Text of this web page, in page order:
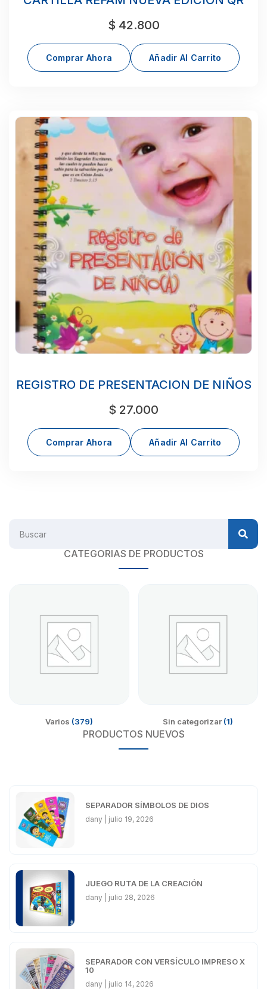
$ 42.800
Comprar Ahora Añadir Al Carrito
REGISTRO DE PRESENTACION DE NIÑOS
$ 27.000
Comprar Ahora Añadir Al Carrito
CATEGORIAS DE PRODUCTOS
Varios (379) Sin categorizar (1)
PRODUCTOS NUEVOS
SEPARADOR SÍMBOLOS DE DIOS
dany julio 19, 2026
JUEGO RUTA DE LA CREACIÓN
dany julio 28, 2026
SEPARADOR CON VERSÍCULO IMPRESO X
10
dany julio 14, 2026